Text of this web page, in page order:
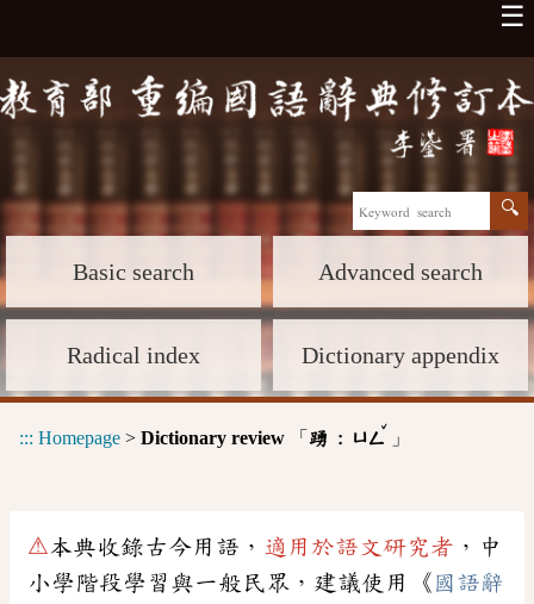
☰
Basic search Advanced search
Radical index Dictionary appendix
::: Homepage > Dictionary review 「 踴 : ㄩㄥ
ˇ
」
⚠本典收錄古今用語， 適用於語文研究者 ，中
小學階段學習與一般民眾，建議使用《 國語辭